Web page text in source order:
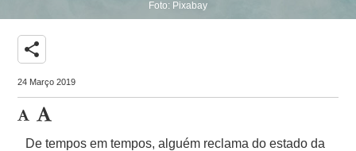
Foto: Pixabay
share
24 Março 2019
De tempos em tempos, alguém reclama do estado da